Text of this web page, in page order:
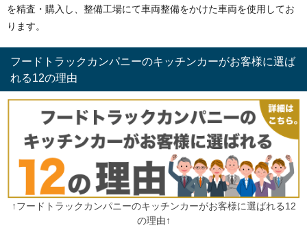
を精査・購入し、整備工場にて車両整備をかけた車両を使用してお
ります。
フードトラックカンパニーのキッチンカーがお客様に選ば
れる12の理由
↑フードトラックカンパニーのキッチンカーがお客様に選ばれる12
の理由↑